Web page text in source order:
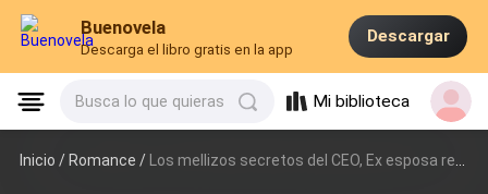
Buenovela
Descarga el libro gratis en la app
Descargar
Busca lo que quieras Mi biblioteca
Inicio /Romance / Los mellizos secretos del CEO, Ex esposa regresa a mi lado